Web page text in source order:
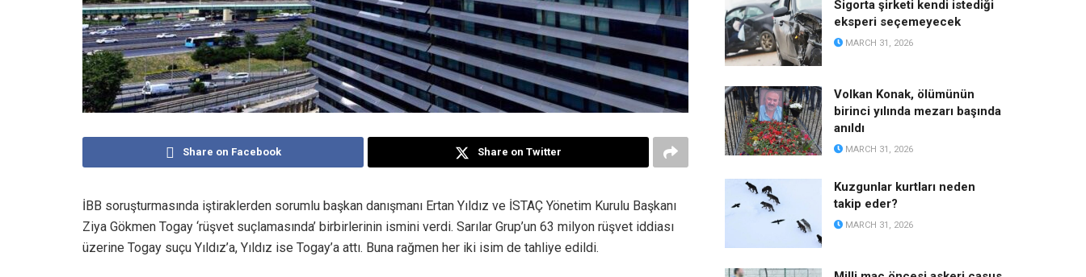
Share on Facebook Share on Twitter
İBB soruşturmasında iştiraklerden sorumlu başkan danışmanı Ertan Yıldız ve İSTAÇ Yönetim Kurulu Başkanı
Ziya Gökmen Togay ‘rüşvet suçlamasında’ birbirlerinin ismini verdi. Sarılar Grup’un 63 milyon rüşvet iddiası
üzerine Togay suçu Yıldız’a, Yıldız ise Togay’a attı. Buna rağmen her iki isim de tahliye edildi.
Sigorta şirketi kendi istediği
eksperi seçemeyecek
MARCH 31, 2026
Volkan Konak, ölümünün
birinci yılında mezarı başında
anıldı
MARCH 31, 2026
Kuzgunlar kurtları neden
takip eder?
MARCH 31, 2026